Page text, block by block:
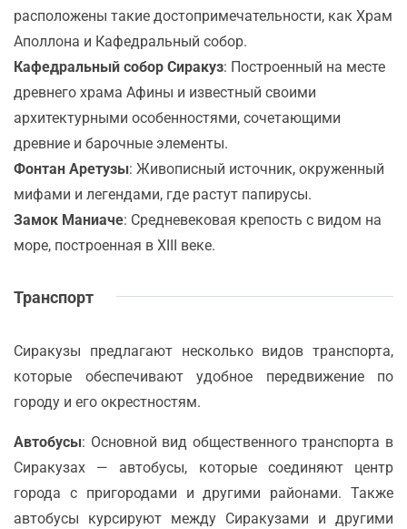
расположены такие достопримечательности, как Храм
Аполлона и Кафедральный собор.
Кафедральный собор Сиракуз: Построенный на месте
древнего храма Афины и известный своими
архитектурными особенностями, сочетающими
древние и барочные элементы.
Фонтан Аретузы: Живописный источник, окруженный
мифами и легендами, где растут папирусы.
Замок Маниаче: Средневековая крепость с видом на
море, построенная в XIII веке.
Транспорт
Сиракузы предлагают несколько видов транспорта,
которые обеспечивают удобное передвижение по
городу и его окрестностям.
Автобусы: Основной вид общественного транспорта в
Сиракузах — автобусы, которые соединяют центр
города с пригородами и другими районами. Также
автобусы курсируют между Сиракузами и другими